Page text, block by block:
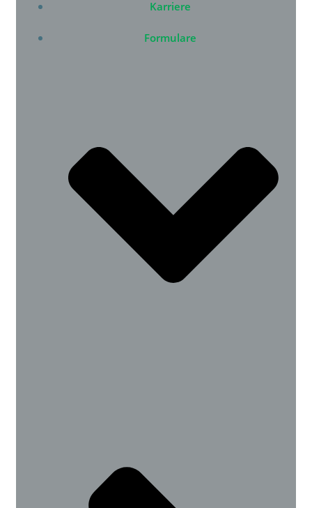
Karriere
Formulare